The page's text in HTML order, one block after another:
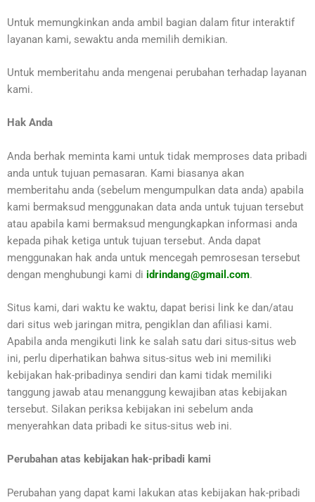
Untuk memungkinkan anda ambil bagian dalam fitur interaktif
layanan kami, sewaktu anda memilih demikian.
Untuk memberitahu anda mengenai perubahan terhadap layanan
kami.
Hak Anda
Anda berhak meminta kami untuk tidak memproses data pribadi
anda untuk tujuan pemasaran. Kami biasanya akan
memberitahu anda (sebelum mengumpulkan data anda) apabila
kami bermaksud menggunakan data anda untuk tujuan tersebut
atau apabila kami bermaksud mengungkapkan informasi anda
kepada pihak ketiga untuk tujuan tersebut. Anda dapat
menggunakan hak anda untuk mencegah pemrosesan tersebut
dengan menghubungi kami di idrindang@gmail.com.
Situs kami, dari waktu ke waktu, dapat berisi link ke dan/atau
dari situs web jaringan mitra, pengiklan dan afiliasi kami.
Apabila anda mengikuti link ke salah satu dari situs-situs web
ini, perlu diperhatikan bahwa situs-situs web ini memiliki
kebijakan hak-pribadinya sendiri dan kami tidak memiliki
tanggung jawab atau menanggung kewajiban atas kebijakan
tersebut. Silakan periksa kebijakan ini sebelum anda
menyerahkan data pribadi ke situs-situs web ini.
Perubahan atas kebijakan hak-pribadi kami
Perubahan yang dapat kami lakukan atas kebijakan hak-pribadi